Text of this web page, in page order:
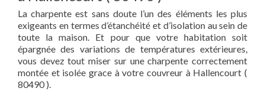
La charpente est sans doute l’un des éléments les plus
exigeants en termes d’étanchéité et d’isolation au sein de
toute la maison. Et pour que votre habitation soit
épargnée des variations de températures extérieures,
vous devez tout miser sur une charpente correctement
montée et isolée grace à votre couvreur à Hallencourt (
80490 ).